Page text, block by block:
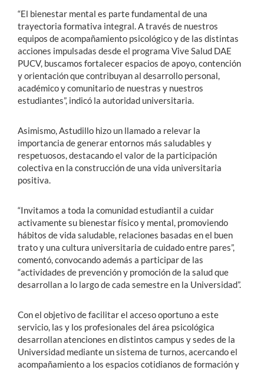
“El bienestar mental es parte fundamental de una
trayectoria formativa integral. A través de nuestros
equipos de acompañamiento psicológico y de las distintas
acciones impulsadas desde el programa Vive Salud DAE
PUCV, buscamos fortalecer espacios de apoyo, contención
y orientación que contribuyan al desarrollo personal,
académico y comunitario de nuestras y nuestros
estudiantes”, indicó la autoridad universitaria.
Asimismo, Astudillo hizo un llamado a relevar la
importancia de generar entornos más saludables y
respetuosos, destacando el valor de la participación
colectiva en la construcción de una vida universitaria
positiva.
“Invitamos a toda la comunidad estudiantil a cuidar
activamente su bienestar físico y mental, promoviendo
hábitos de vida saludable, relaciones basadas en el buen
trato y una cultura universitaria de cuidado entre pares”,
comentó, convocando además a participar de las
“actividades de prevención y promoción de la salud que
desarrollan a lo largo de cada semestre en la Universidad”.
Con el objetivo de facilitar el acceso oportuno a este
servicio, las y los profesionales del área psicológica
desarrollan atenciones en distintos campus y sedes de la
Universidad mediante un sistema de turnos, acercando el
acompañamiento a los espacios cotidianos de formación y